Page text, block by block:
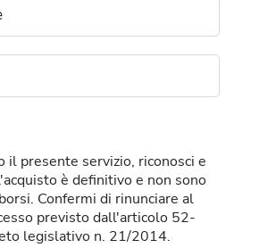
il presente servizio, riconosci e
è definitivo e non sono
Confermi di rinunciare al
previsto dall'articolo 52-
legislativo n. 21/2014.